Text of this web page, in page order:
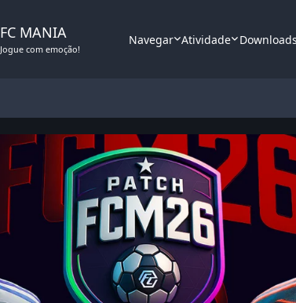
FC MANIA
Jogue com emoção!
Navegar Atividade Downloads